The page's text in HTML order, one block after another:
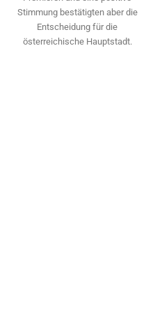
Stimmung bestätigten aber die
Entscheidung für die
österreichische Hauptstadt.